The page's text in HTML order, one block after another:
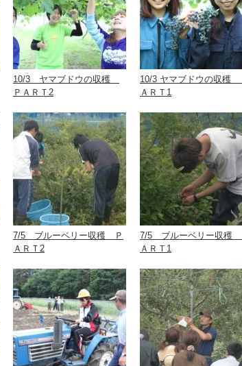
10/3 ヤマブドウの収穫
ＰＡＲＴ2
10/3 ヤマブドウの収穫
ＡＲＴ1
7/5 ブルーベリー収穫 Ｐ
ＡＲＴ2
7/5 ブルーベリー収穫
ＡＲＴ1